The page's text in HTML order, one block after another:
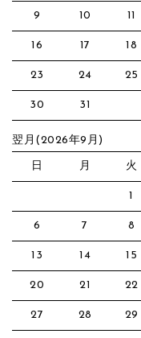
9 10 11
16 17 18
23 24 25
30 31
翌月(2026年9月)
日 月 火
1
6 7 8
13 14 15
20 21 22
27 28 29